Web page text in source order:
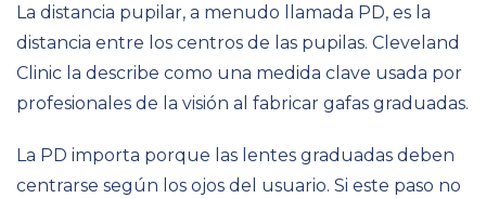
La distancia pupilar, a menudo llamada PD, es la
distancia entre los centros de las pupilas. Cleveland
Clinic la describe como una medida clave usada por
profesionales de la visión al fabricar gafas graduadas.
La PD importa porque las lentes graduadas deben
centrarse según los ojos del usuario. Si este paso no